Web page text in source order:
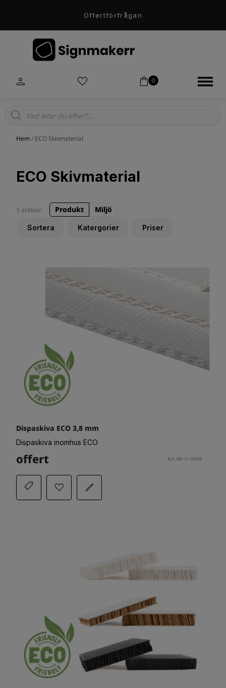
Offertförfrågan
0
Products
search
Hem/ ECO Skivmaterial
ECO Skivmaterial
Sortera Katergorier Priser
3 artiklar Produkt Miljö
Dispaskiva ECO 3,8 mm
Dispaskiva inomhus ECO
offert Art.88-11-0548